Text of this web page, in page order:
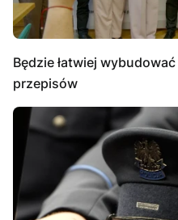
Będzie łatwiej
przepisów